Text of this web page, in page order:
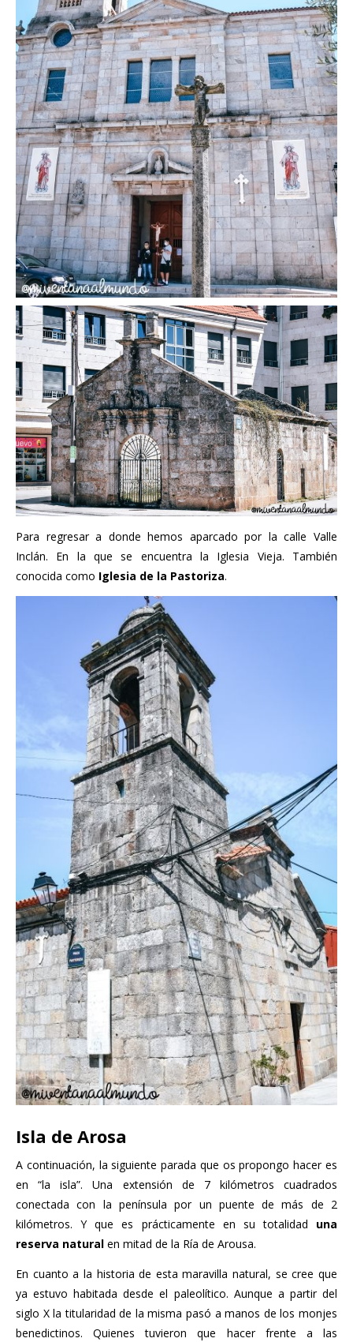
Para regresar a donde hemos aparcado por la calle Valle
Inclán. En la que se encuentra la Iglesia Vieja. También
conocida como Iglesia de la Pastoriza.
Isla de Arosa
A continuación, la siguiente parada que os propongo hacer es
en “la isla”. Una extensión de 7 kilómetros cuadrados
conectada con la península por un puente de más de 2
kilómetros. Y que es prácticamente en su totalidad una
reserva natural en mitad de la Ría de Arousa.
En cuanto a la historia de esta maravilla natural, se cree que
ya estuvo habitada desde el paleolítico. Aunque a partir del
siglo X la titularidad de la misma pasó a manos de los monjes
benedictinos. Quienes tuvieron que hacer frente a las